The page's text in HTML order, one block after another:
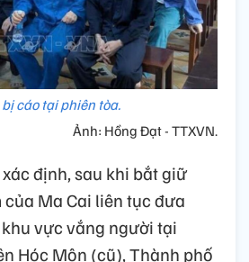
bị cáo tại phiên tòa.
Ảnh: Hồng Đạt - TTXVN.
định, sau khi bắt giữ
Ma Cai liên tục đưa
khu vực vắng người tại
Hóc Môn (cũ), Thành phố